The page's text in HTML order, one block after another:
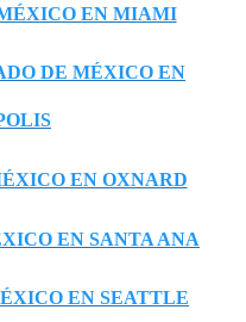
EN MIAMI
DE MÉXICO EN
EN OXNARD
EN SANTA ANA
EN SEATTLE